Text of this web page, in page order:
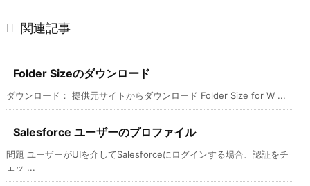
 関連記事
Folder Sizeのダウンロード
ダウンロード： 提供元サイトからダウンロード Folder Size for W ...
Salesforce ユーザーのプロファイル
問題 ユーザーがUIを介してSalesforceにログインする場合、認証をチ
ェッ ...